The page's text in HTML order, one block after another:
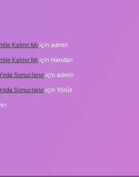
Kalınır Mı için admin
Kalınır Mı için Handan
Sonuçlanır için admin
Sonuçlanır için Yörük